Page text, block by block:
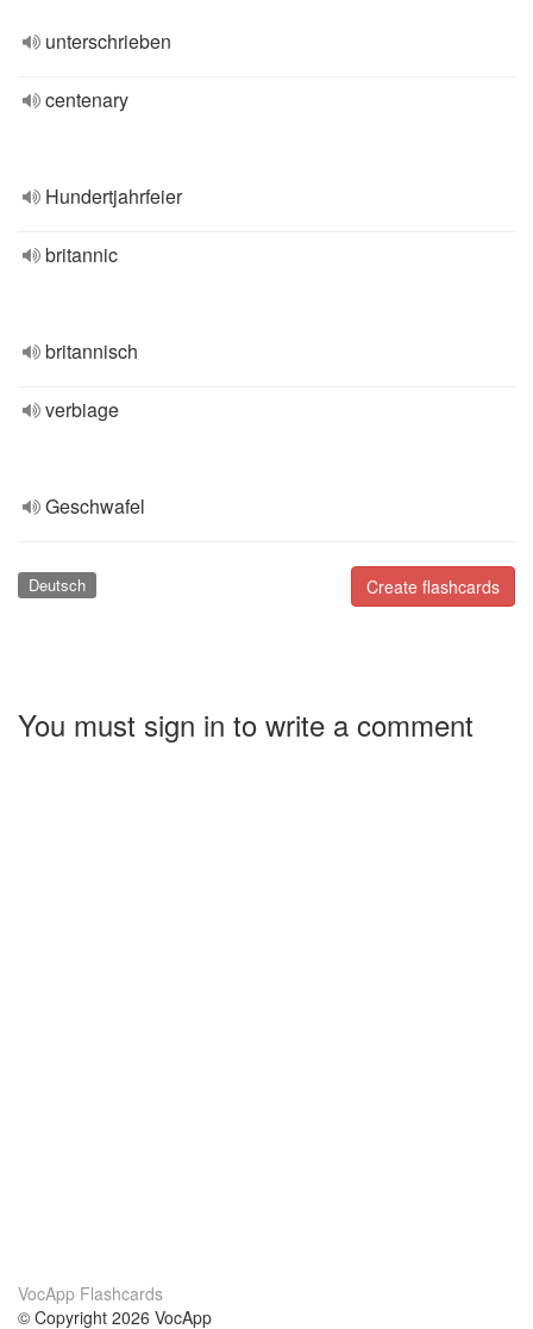
unterschrieben
centenary
Hundertjahrfeier
britannic
britannisch
verbiage
Geschwafel
Create flashcards
Deutsch
You must sign in to write a comment
VocApp Flashcards
© Copyright 2026 VocApp